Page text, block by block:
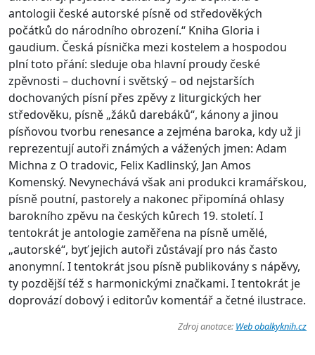
antologii české autorské písně od středověkých
počátků do národního obrození.“ Kniha Gloria i
gaudium. Česká písnička mezi kostelem a hospodou
plní toto přání: sleduje oba hlavní proudy české
zpěvnosti – duchovní i světský – od nejstarších
dochovaných písní přes zpěvy z liturgických her
středověku, písně „žáků darebáků“, kánony a jinou
písňovou tvorbu renesance a zejména baroka, kdy už ji
reprezentují autoři známých a vážených jmen: Adam
Michna z O tradovic, Felix Kadlinský, Jan Amos
Komenský. Nevynechává však ani produkci kramářskou,
písně poutní, pastorely a nakonec připomíná ohlasy
barokního zpěvu na českých kůrech 19. století. I
tentokrát je antologie zaměřena na písně umělé,
„autorské“, byť jejich autoři zůstávají pro nás často
anonymní. I tentokrát jsou písně publikovány s nápěvy,
ty pozdější též s harmonickými značkami. I tentokrát je
doprovází dobový i editorův komentář a četné ilustrace.
Zdroj anotace: Web obalkyknih.cz